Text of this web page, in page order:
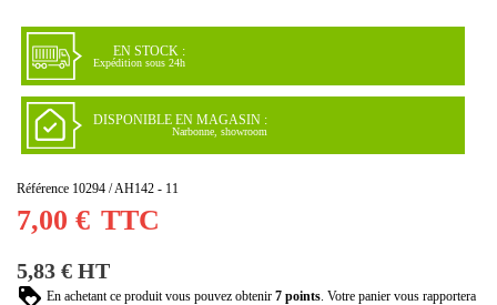
EN STOCK :
Expédition sous 24h
DISPONIBLE EN MAGASIN :
Narbonne, showroom
Référence 10294 / AH142 - 11
7,00 € TTC
5,83 € HT
En achetant ce produit vous pouvez obtenir 7 points. Votre panier vous rapportera